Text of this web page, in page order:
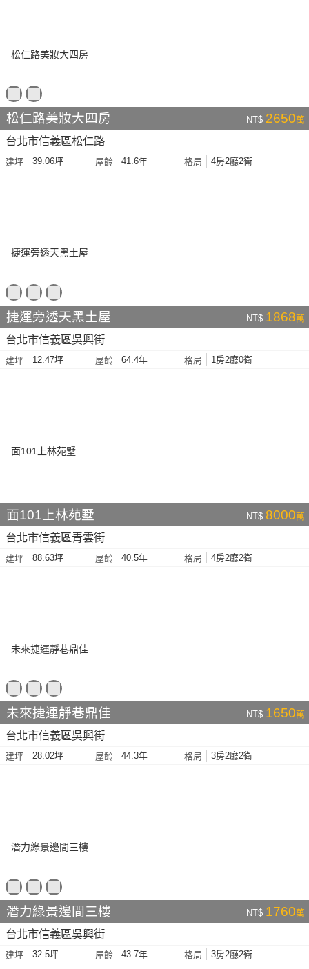
松仁路美妝大四房 NT$ 2650萬
台北市信義區松仁路
建坪 39.06坪 屋齡 41.6年 格局 4房2廳2衛
捷運旁透天黑土屋 NT$ 1868萬
台北市信義區吳興街
建坪 12.47坪 屋齡 64.4年 格局 1房2廳0衛
面101上林苑墅 NT$ 8000萬
台北市信義區青雲街
建坪 88.63坪 屋齡 40.5年 格局 4房2廳2衛
未來捷運靜巷鼎佳 NT$ 1650萬
台北市信義區吳興街
建坪 28.02坪 屋齡 44.3年 格局 3房2廳2衛
潛力綠景邊間三樓 NT$ 1760萬
台北市信義區吳興街
建坪 32.5坪 屋齡 43.7年 格局 3房2廳2衛